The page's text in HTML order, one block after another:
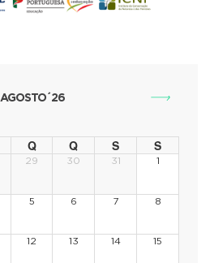
AGOSTO´26
Q Q S S
29 30 31 1
5 6 7 8
12 13 14 15